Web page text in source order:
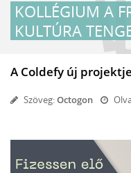
KOLLÉGIUM A
KULTÚRA
A Coldefy új projektje
Szöveg:Octogon